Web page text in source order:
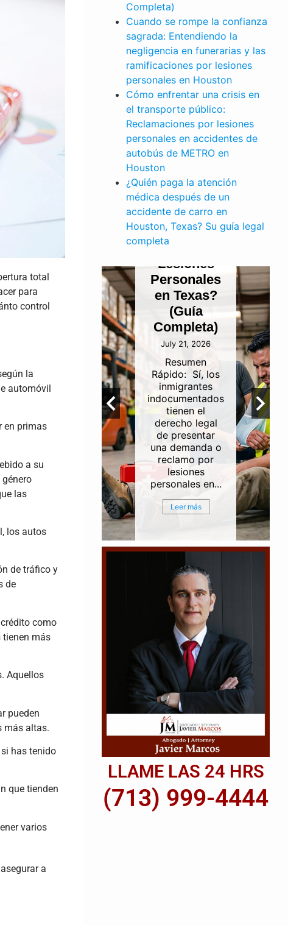
total
para
control
la
automóvil
en primas
a su
las
los autos
de tráfico y
de
como
tienen más
Aquellos
pueden
más altas.
has tenido
que tienden
varios
a
Completa)
Cuando se rompe la confianza
sagrada: Entendiendo la
negligencia en funerarias y las
ramificaciones por lesiones
personales en Houston
Cómo enfrentar una crisis en
el transporte público:
Reclamaciones por lesiones
personales en accidentes de
autobús de METRO en
Houston
¿Quién paga la atención
médica después de un
accidente de carro en
Houston, Texas? Su guía legal
completa
TRABAJO
Refinería
es
e
a lo
Houston
¿Pueden
Inmigrantes
Indocumentados
Presentar
un Reclamo
Lesiones
Personales
en Texas?
(Guía
Completa)
July 21, 2026
Resumen
Rápido: Sí, los
inmigrantes
indocumentados
tienen el
derecho legal
de presentar
una demanda o
reclamo por
lesiones
personales en...
Leer más
LLAME LAS 24 HRS
(713) 999-4444